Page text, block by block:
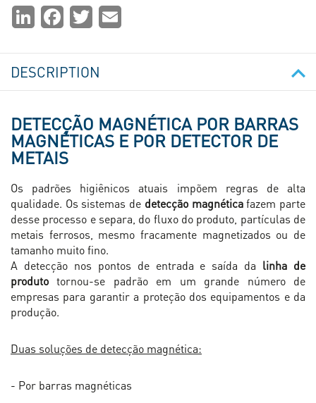
PartagerLinkedInFacebookTwitter
DESCRIPTION
DETECÇÃO MAGNÉTICA POR BARRAS
MAGNÉTICAS E POR DETECTOR DE
METAIS
Os padrões higiênicos atuais impõem regras de alta
qualidade. Os sistemas de detecção magnéticafazem parte
desse processo e separa, do fluxo do produto, partículas de
metais ferrosos, mesmo fracamente magnetizados ou de
tamanho muito fino.
A detecção nos pontos de entrada e saída da linha de
produto tornou-se padrão em um grande número de
empresas para garantir a proteção dos equipamentos e da
produção.
Duas soluções de detecção magnética:
- Por barras magnéticas